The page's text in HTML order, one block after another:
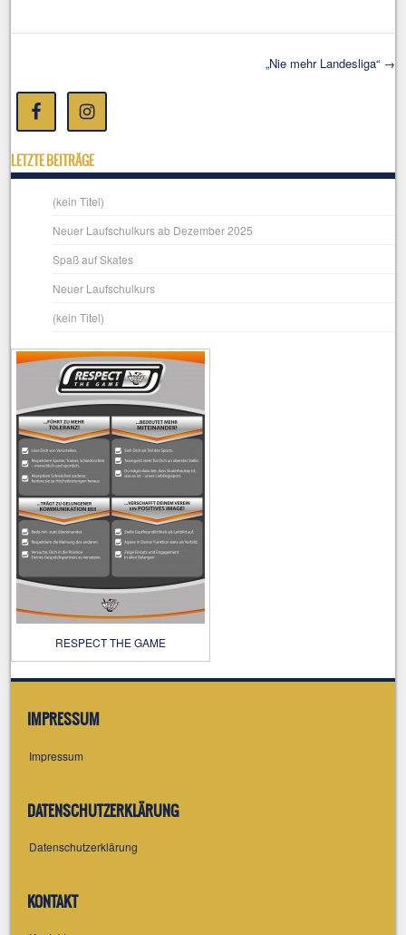
Post navigation
„Nie mehr Landesliga“ →
LETZTE BEITRÄGE
(kein Titel)
Neuer Laufschulkurs ab Dezember 2025
Spaß auf Skates
Neuer Laufschulkurs
(kein Titel)
RESPECT THE GAME
IMPRESSUM
Impressum
DATENSCHUTZERKLÄRUNG
Datenschutzerklärung
KONTAKT